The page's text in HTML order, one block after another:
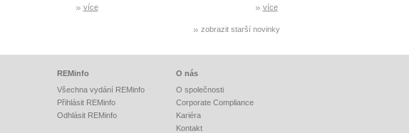
více více
zobrazit starší novinky
REMinfo
Všechna vydání REMinfo
Přihlásit REMinfo
Odhlásit REMinfo
O nás
O společnosti
Corporate Compliance
Kariéra
Kontakt